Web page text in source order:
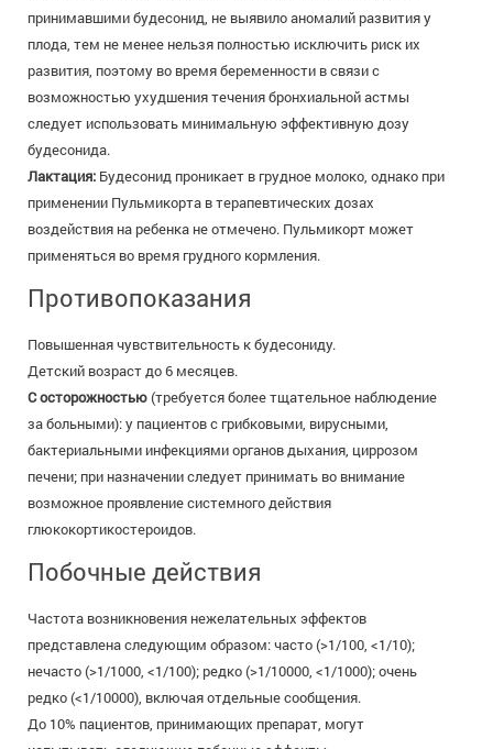
принимавшими будесонид, не выявило аномалий развития у
плода, тем не менее нельзя полностью исключить риск их
развития, поэтому во время беременности в связи с
возможностью ухудшения течения бронхиальной астмы
следует использовать минимальную эффективную дозу
будесонида.
Лактация: Будесонид проникает в грудное молоко, однако при
применении Пульмикорта в терапевтических дозах
воздействия на ребенка не отмечено. Пульмикорт может
применяться во время грудного кормления.
Противопоказания
Повышенная чувствительность к будесониду.
Детский возраст до 6 месяцев.
С осторожностью(требуется более тщательное наблюдение
за больными): у пациентов с грибковыми, вирусными,
бактериальными инфекциями органов дыхания, циррозом
печени; при назначении следует принимать во внимание
возможное проявление системного действия
глюкокортикостероидов.
Побочные действия
Частота возникновения нежелательных эффектов
представлена следующим образом: часто (>1/100, <1/10);
нечасто (>1/1000, <1/100); редко (>1/10000, <1/1000); очень
редко (<1/10000), включая отдельные сообщения.
До 10% пациентов, принимающих препарат, могут